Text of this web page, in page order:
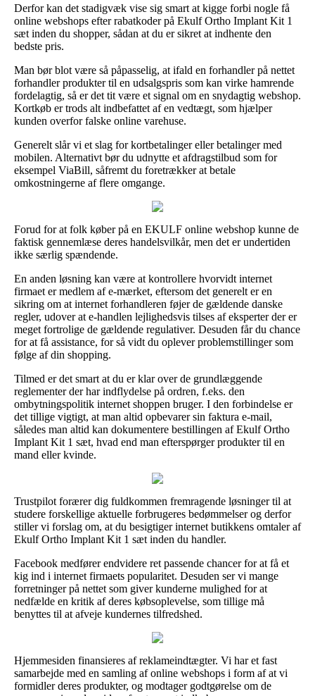
Derfor kan det stadigvæk vise sig smart at kigge forbi nogle få
online webshops efter rabatkoder på Ekulf Ortho Implant Kit 1
sæt inden du shopper, sådan at du er sikret at indhente den
bedste pris.
Man bør blot være så påpasselig, at ifald en forhandler på nettet
forhandler produkter til en udsalgspris som kan virke hamrende
fordelagtig, så er det tit være et signal om en snydagtig webshop.
Kortkøb er trods alt indbefattet af en vedtægt, som hjælper
kunden overfor falske online varehuse.
Generelt slår vi et slag for kortbetalinger eller betalinger med
mobilen. Alternativt bør du udnytte et afdragstilbud som for
eksempel ViaBill, såfremt du foretrækker at betale
omkostningerne af flere omgange.
Forud for at folk køber på en EKULF online webshop kunne de
faktisk gennemlæse deres handelsvilkår, men det er undertiden
ikke særlig spændende.
En anden løsning kan være at kontrollere hvorvidt internet
firmaet er medlem af e-mærket, eftersom det generelt er en
sikring om at internet forhandleren føjer de gældende danske
regler, udover at e-handlen lejlighedsvis tilses af eksperter der er
meget fortrolige de gældende regulativer. Desuden får du chance
for at få assistance, for så vidt du oplever problemstillinger som
følge af din shopping.
Tilmed er det smart at du er klar over de grundlæggende
reglementer der har indflydelse på ordren, f.eks. den
ombytningspolitik internet shoppen bruger. I den forbindelse er
det tillige vigtigt, at man altid opbevarer sin faktura e-mail,
således man altid kan dokumentere bestillingen af Ekulf Ortho
Implant Kit 1 sæt, hvad end man efterspørger produkter til en
mand eller kvinde.
Trustpilot forærer dig fuldkommen fremragende løsninger til at
studere forskellige aktuelle forbrugeres bedømmelser og derfor
stiller vi forslag om, at du besigtiger internet butikkens omtaler af
Ekulf Ortho Implant Kit 1 sæt inden du handler.
Facebook medfører endvidere ret passende chancer for at få et
kig ind i internet firmaets popularitet. Desuden ser vi mange
forretninger på nettet som giver kunderne mulighed for at
nedfælde en kritik af deres købsoplevelse, som tillige må
benyttes til at afveje kundernes tilfredshed.
Hjemmesiden finansieres af reklameindtægter. Vi har et fast
samarbejde med en samling af online webshops i form af at vi
formidler deres produkter, og modtager godtgørelse om de